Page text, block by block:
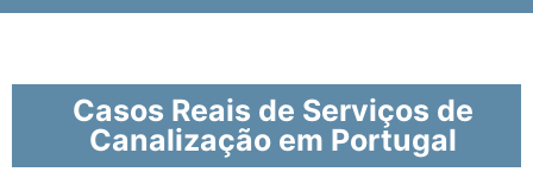
Casos Reais de Serviços de
Canalização em Portugal